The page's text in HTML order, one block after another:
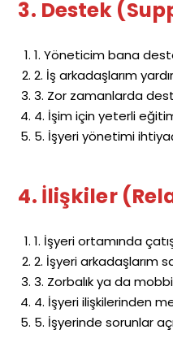
3. Destek
1. Yöneticim bana
2. İş arkadaşlarım
3. Zor zamanlarda
4. İşim için yeterli
5. İşyeri yönetimi
4. İlişkiler
1. İşyeri ortamında
2. İşyeri arkadaşlarım
3. Zorbalık ya da
4. İşyeri ilişkilerinden
5. İşyerinde sorunlar